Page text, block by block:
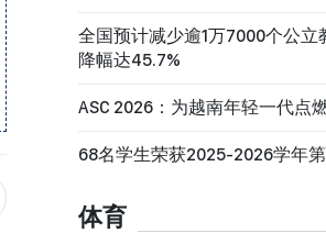
全国预计减少逾1万7000个公立
降幅达45.7%
ASC 2026：为越南年轻一代点
68名学生荣获2025-2026学年
体育